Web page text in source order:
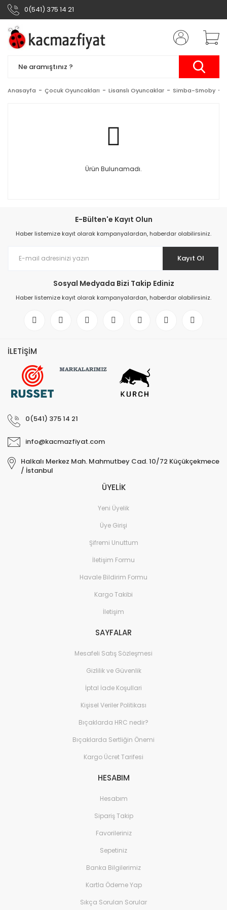
0(541) 375 14 21
Anasayfa Çocuk Oyuncakları Lisanslı Oyuncaklar Simba-Smoby
Ürün Bulunamadı.
E-Bülten'e Kayıt Olun
Haber listemize kayıt olarak kampanyalardan, haberdar olabilirsiniz.
Kayıt Ol
Sosyal Medyada Bizi Takip Ediniz
Haber listemize kayıt olarak kampanyalardan, haberdar olabilirsiniz.
İLETİŞİM
0(541) 375 14 21
info@kacmazfiyat.com
Halkalı Merkez Mah. Mahmutbey Cad. 10/72 Küçükçekmece
/ İstanbul
ÜYELİK
Yeni Üyelik
Üye Girişi
Şifremi Unuttum
İletişim Formu
Havale Bildirim Formu
Kargo Takibi
İletişim
SAYFALAR
Mesafeli Satış Sözleşmesi
Gizlilik ve Güvenlik
İptal İade Koşullari
Kişisel Veriler Politikası
Bıçaklarda HRC nedir?
Bıçaklarda Sertliğin Önemi
Kargo Ücret Tarifesi
HESABIM
Hesabım
Sipariş Takip
Favorileriniz
Sepetiniz
Banka Bilgilerimiz
Kartla Ödeme Yap
Sıkça Sorulan Sorular